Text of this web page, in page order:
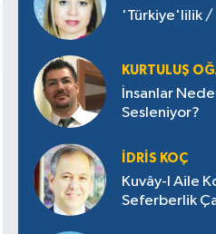
'Türkiye'lilik /
KURTULUŞ
İnsanlar
Sesleniyor?
İDRIS KOÇ
Kuvây-I Aile
Seferberlik